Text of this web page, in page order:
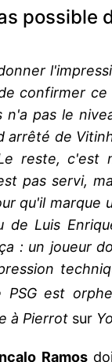
possible
confirmer
n'a pas le
arrêté de
reste, c'est
pas servi,
qu'il marque
de Luis
: un joueur
PSG est
à Pierrot sur
Ramos